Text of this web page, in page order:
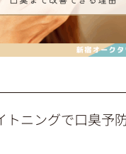
トニングで口臭予